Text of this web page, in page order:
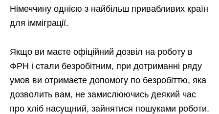
Німеччину однією з найбільш привабливих країн
для імміграції.
Якщо ви маєте офіційний дозвіл на роботу в
ФРН і стали безробітним, при дотриманні ряду
умов ви отримаєте допомогу по безробіттю, яка
дозволить вам, не замислюючись деякий час
про хліб насущний, зайнятися пошуками роботи.